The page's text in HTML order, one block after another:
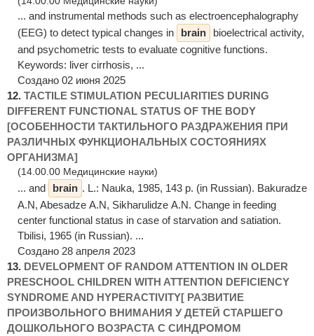
... and instrumental methods such as electroencephalography
(EEG) to detect typical changes in
brain
bioelectrical activity,
and psychometric tests to evaluate cognitive functions.
Keywords: liver cirrhosis, ...
Создано 02 июня 2025
12. TACTILE STIMULATION PECULIARITIES DURING
DIFFERENT FUNCTIONAL STATUS OF THE BODY
[ОСОБЕННОСТИ ТАКТИЛЬНОГО РАЗДРАЖЕНИЯ ПРИ
РАЗЛИЧНЫХ ФУНКЦИОНАЛЬНЫХ СОСТОЯНИЯХ
ОРГАНИЗМА]
(14.00.00 Медицинские науки)
... and brain . L.: Nauka, 1985, 143 p. (in Russian). Bakuradze
А.N, Abesadze А.N, Sikharulidze А.N. Change in feeding
center functional status in case of starvation and satiation.
Tbilisi, 1965 (in Russian). ...
Создано 28 апреля 2023
13. DEVELOPMENT OF RANDOM ATTENTION IN OLDER
PRESCHOOL CHILDREN WITH ATTENTION DEFICIENCY
SYNDROME AND HYPERACTIVITY[ РАЗВИТИЕ
ПРОИЗВОЛЬНОГО ВНИМАНИЯ У ДЕТЕЙ СТАРШЕГО
ДОШКОЛЬНОГО ВОЗРАСТА С СИНДРОМОМ